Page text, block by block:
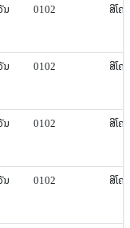
ນ 0102 ສີ​ໂຄ
ນ 0102 ສີ​ໂຄ
ນ 0102 ສີ​ໂຄ
ນ 0102 ສີ​ໂຄ